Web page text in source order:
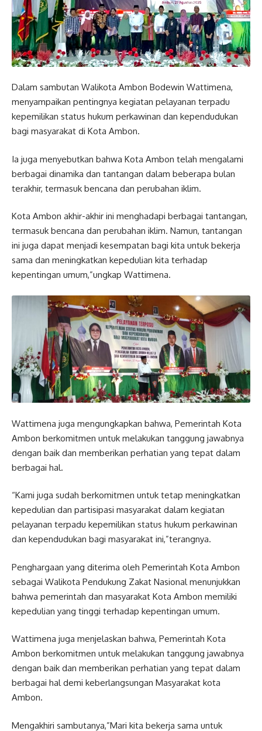
Dalam sambutan Walikota Ambon Bodewin Wattimena,
menyampaikan pentingnya kegiatan pelayanan terpadu
kepemilikan status hukum perkawinan dan kependudukan
bagi masyarakat di Kota Ambon.
Ia juga menyebutkan bahwa Kota Ambon telah mengalami
berbagai dinamika dan tantangan dalam beberapa bulan
terakhir, termasuk bencana dan perubahan iklim.
Kota Ambon akhir-akhir ini menghadapi berbagai tantangan,
termasuk bencana dan perubahan iklim. Namun, tantangan
ini juga dapat menjadi kesempatan bagi kita untuk bekerja
sama dan meningkatkan kepedulian kita terhadap
kepentingan umum,”ungkap Wattimena.
Wattimena juga mengungkapkan bahwa, Pemerintah Kota
Ambon berkomitmen untuk melakukan tanggung jawabnya
dengan baik dan memberikan perhatian yang tepat dalam
berbagai hal.
“Kami juga sudah berkomitmen untuk tetap meningkatkan
kepedulian dan partisipasi masyarakat dalam kegiatan
pelayanan terpadu kepemilikan status hukum perkawinan
dan kependudukan bagi masyarakat ini,”terangnya.
Penghargaan yang diterima oleh Pemerintah Kota Ambon
sebagai Walikota Pendukung Zakat Nasional menunjukkan
bahwa pemerintah dan masyarakat Kota Ambon memiliki
kepedulian yang tinggi terhadap kepentingan umum.
Wattimena juga menjelaskan bahwa, Pemerintah Kota
Ambon berkomitmen untuk melakukan tanggung jawabnya
dengan baik dan memberikan perhatian yang tepat dalam
berbagai hal demi keberlangsungan Masyarakat kota
Ambon.
Mengakhiri sambutanya,”Mari kita bekerja sama untuk